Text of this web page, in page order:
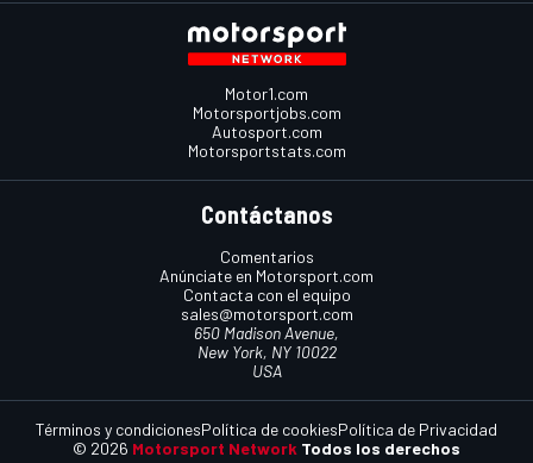
Motor1.com
Motorsportjobs.com
Autosport.com
Motorsportstats.com
Contáctanos
Comentarios
Anúnciate en Motorsport.com
Contacta con el equipo
sales@motorsport.com
650 Madison Avenue,
New York, NY 10022
USA
© 2026 Motorsport Network Todos los derechos
Términos y condicionesPolítica de cookiesPolítica de Privacidad